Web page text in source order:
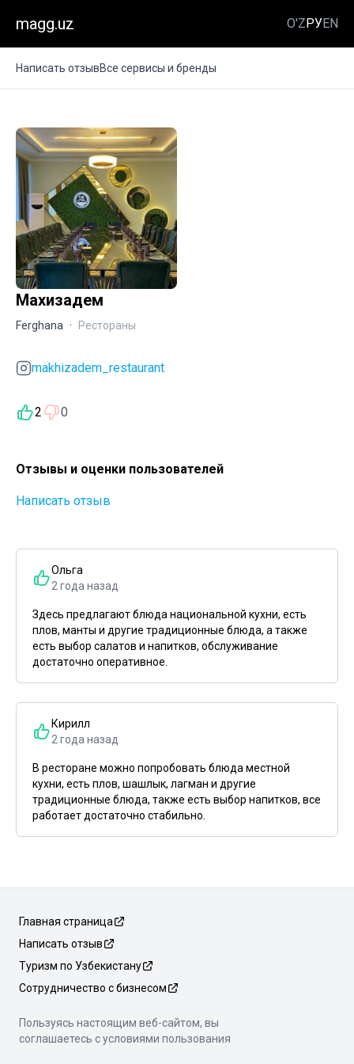
magg.uz O'ZРУEN
Написать отзывВсе сервисы и бренды
Махизадем
Ferghana · Рестораны
makhizadem_restaurant
2 0
Отзывы и оценки пользователей
Написать отзыв
Ольга
2 года назад
Здесь предлагают блюда национальной кухни, есть
плов, манты и другие традиционные блюда, а также
есть выбор салатов и напитков, обслуживание
достаточно оперативное.
Кирилл
2 года назад
В ресторане можно попробовать блюда местной
кухни, есть плов, шашлык, лагман и другие
традиционные блюда, также есть выбор напитков, все
работает достаточно стабильно.
Главная страница
Написать отзыв
Туризм по Узбекистану
Сотрудничество с бизнесом
Пользуясь настоящим веб-сайтом, вы
соглашаетесь с условиями пользования